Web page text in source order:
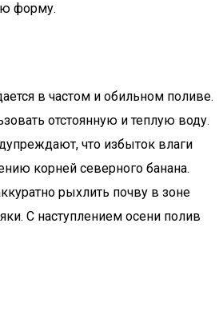
форму.
в частом и обильном поливе.
отстоянную и теплую воду.
что избыток влаги
корней северного банана.
рыхлить почву в зоне
С наступлением осени полив